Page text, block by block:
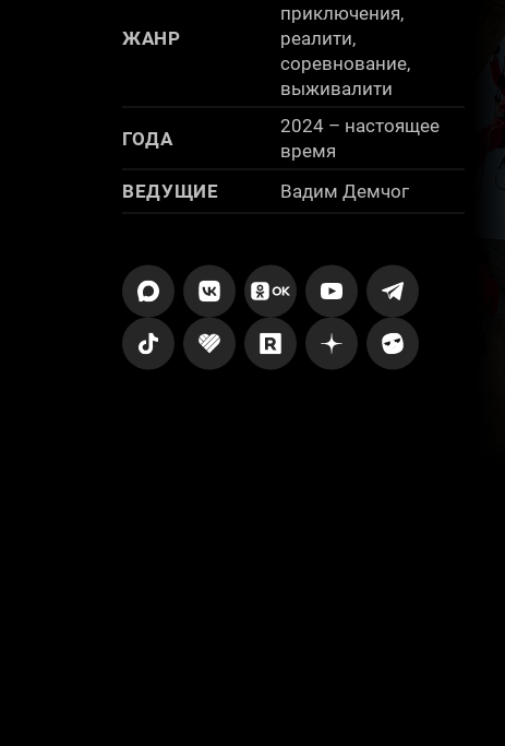
ЖАНР
приключения,
реалити,
соревнование,
выживалити
ГОДА
2024 – настоящее
время
ВЕДУЩИЕ
Вадим Демчог